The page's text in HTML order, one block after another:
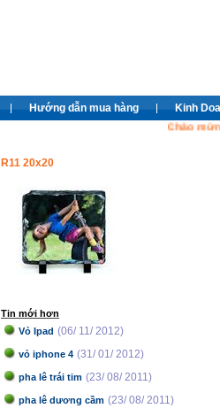
Hướng dẫn mua hàng
Kinh
Chào mừng
R11 20x20
Tin mới hơn
Vỏ Ipad (06/ 11/ 2012)
vỏ iphone 4 (31/ 01/ 2012)
pha lê trái tim (23/ 08/ 2011)
pha lê dương cầm (23/ 08/ 2011)